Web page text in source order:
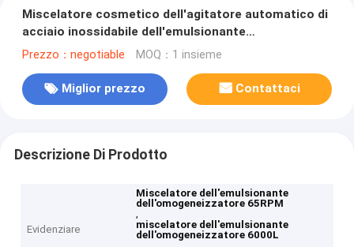
Miscelatore cosmetico dell'agitatore automatico di
acciaio inossidabile dell'emulsionante
dell'omogeneizzatore dell'essenza della pulitrice
Prezzo：negotiable MOQ：1 insieme
Miglior prezzo Contattaci
Descrizione Di Prodotto
Evidenziare
Miscelatore dell'emulsionante
dell'omogeneizzatore 65RPM
,
miscelatore dell'emulsionante
dell'omogeneizzatore 6000L